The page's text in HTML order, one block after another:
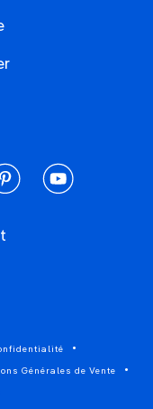
youtube
Générales de Vente